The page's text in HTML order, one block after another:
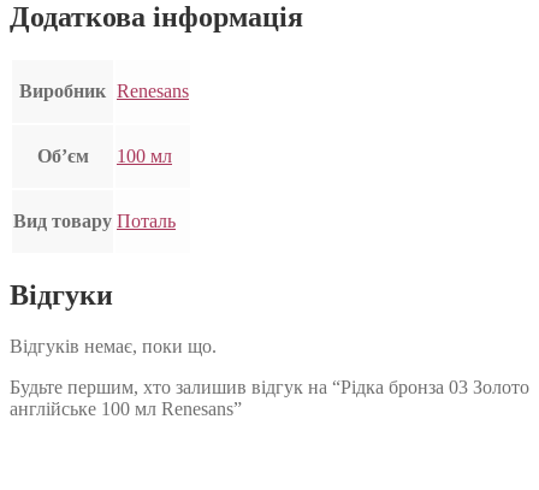
Додаткова інформація
Виробник Renesans
Об’єм 100 мл
Вид товару Поталь
Відгуки
Відгуків немає, поки що.
Будьте першим, хто залишив відгук на “Рідка бронза 03 Золото
англійське 100 мл Renesans”